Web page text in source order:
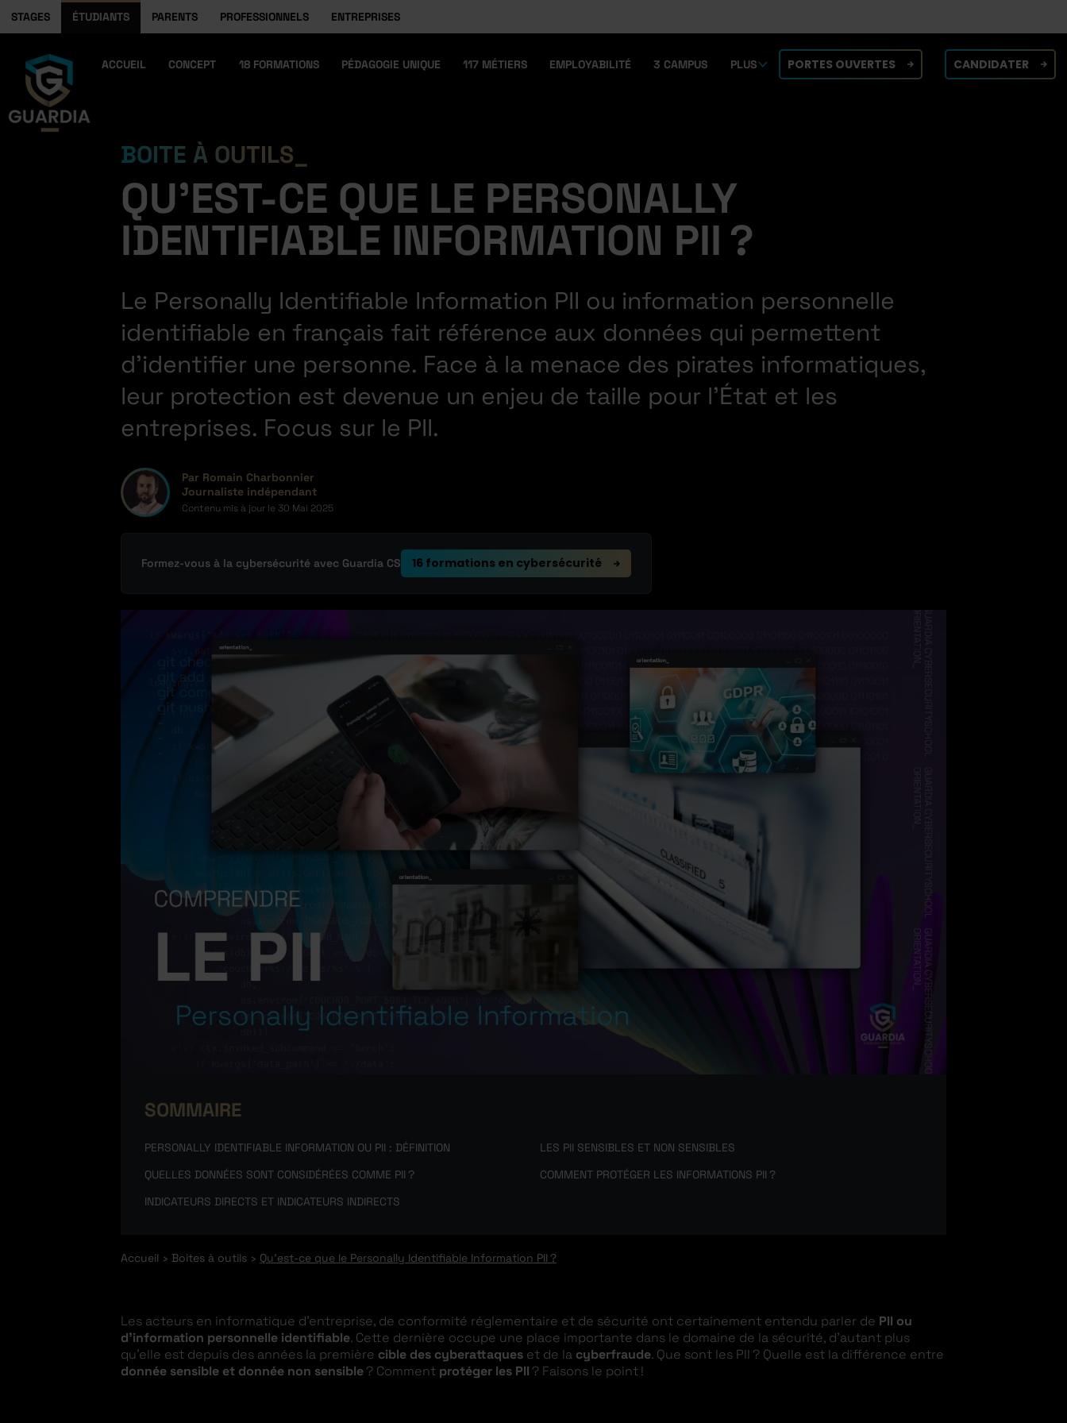
STAGES ÉTUDIANTS PARENTS PROFESSIONNELS ENTREPRISES
ACCUEIL CONCEPT 18 FORMATIONS PÉDAGOGIE UNIQUE 117 MÉTIERS EMPLOYABILITÉ 3 CAMPUS PLUS PORTES OUVERTES CANDIDATER
BOITE À OUTILS
QU’EST-CE QUE LE PERSONALLY
IDENTIFIABLE INFORMATION PII ?
Le Personally Identifiable Information PII ou information personnelle
identifiable en français fait référence aux données qui permettent
d’identifier une personne. Face à la menace des pirates informatiques,
leur protection est devenue un enjeu de taille pour l’État et les
entreprises. Focus sur le PII.
Par Romain Charbonnier
Journaliste indépendant
Contenu mis à jour le 30 Mai 2025
Formez-vous à la cybersécurité avec Guardia CS 16 formations en cybersécurité
SOMMAIRE
PERSONALLY IDENTIFIABLE INFORMATION OU PII : DÉFINITION
QUELLES DONNÉES SONT CONSIDÉRÉES COMME PII ?
INDICATEURS DIRECTS ET INDICATEURS INDIRECTS
LES PII SENSIBLES ET NON SENSIBLES
COMMENT PROTÉGER LES INFORMATIONS PII ?
Accueil Boites à outils Qu’est-ce que le Personally Identifiable Information PII ?
Les acteurs en informatique d’entreprise, de conformité réglementaire et de sécurité ont certainement entendu parler de PII ou
d’information personnelle identifiable. Cette dernière occupe une place importante dans le domaine de la sécurité, d’autant plus
qu’elle est depuis des années la première cible des cyberattaques et de la cyberfraude. Que sont les PII ? Quelle est la différence entre
donnée sensible et donnée non sensible? Comment protéger les PII ? Faisons le point !